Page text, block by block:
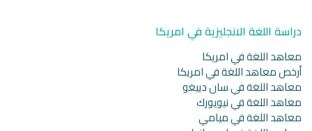
دراسة اللغة الانجليزية في امريكا
معاهد اللغة في امريكا
أرخص معاهد اللغة في امريكا
معاهد اللغة في سان دييغو
معاهد اللغة في نيويورك
معاهد اللغة في ميامي